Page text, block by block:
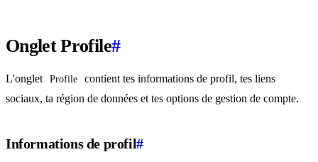
Onglet Profile#
L'onglet Profile
contient tes informations de profil, tes liens
sociaux, ta région de données et tes options de gestion de compte.
Informations de profil#